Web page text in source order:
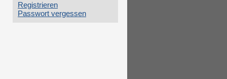
Registrieren
Passwort vergessen